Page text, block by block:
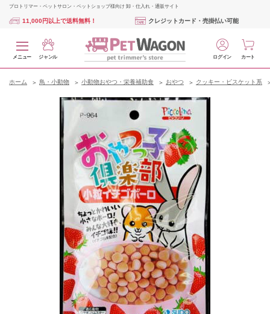
プロトリマー・ペットサロン・ペットショップ様向け 卸・仕入れ・通販サイト
11,000円以上で送料無料！ クレジットカード・売掛払い可能
メニュー ジャンル ログイン カート
ホーム 鳥・小動物 小動物おやつ・栄養補助食 おやつ クッキー・ビスケット系